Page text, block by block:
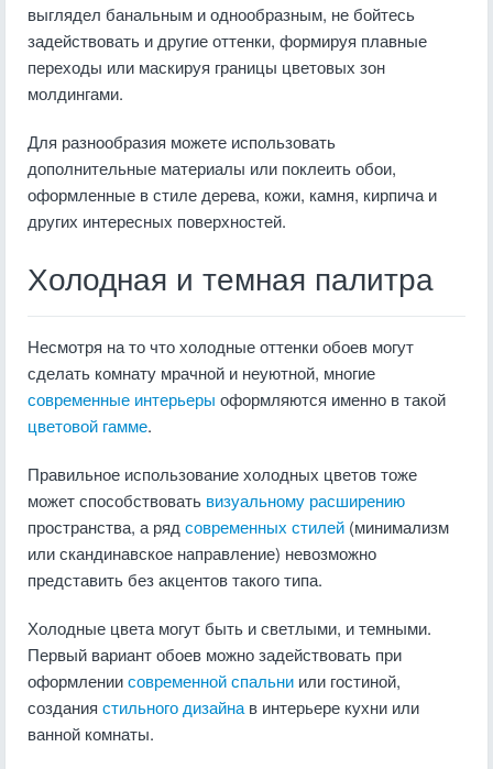
выглядел банальным и однообразным, не бойтесь
задействовать и другие оттенки, формируя плавные
переходы или маскируя границы цветовых зон
молдингами.
Для разнообразия можете использовать
дополнительные материалы или поклеить обои,
оформленные в стиле дерева, кожи, камня, кирпича и
других интересных поверхностей.
Холодная и темная палитра
Несмотря на то что холодные оттенки обоев могут
сделать комнату мрачной и неуютной, многие
современные интерьеры оформляются именно в такой
цветовой гамме.
Правильное использование холодных цветов тоже
может способствовать визуальному расширению
пространства, а ряд современных стилей (минимализм
или скандинавское направление) невозможно
представить без акцентов такого типа.
Холодные цвета могут быть и светлыми, и темными.
Первый вариант обоев можно задействовать при
оформлениисовременной спальни или гостиной,
создания стильного дизайна в интерьере кухни или
ванной комнаты.